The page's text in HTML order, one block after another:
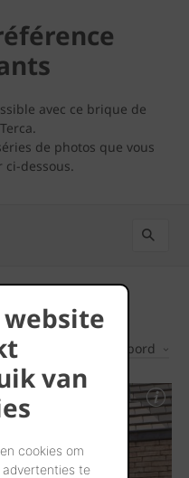
website
van
cookies om
te
avec ce brique de
de photos que vous
ci-dessous.
Les plus récents d'abord